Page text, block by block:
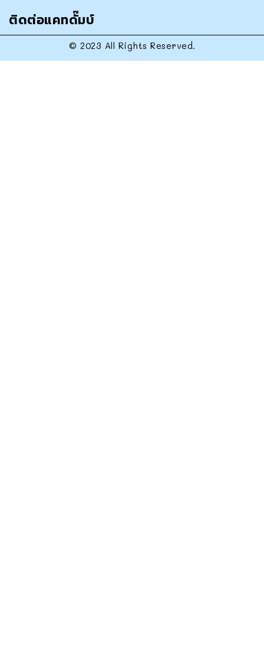
ติดต่อแคทดั๊มบ์
© 2023 All Rights Reserved.